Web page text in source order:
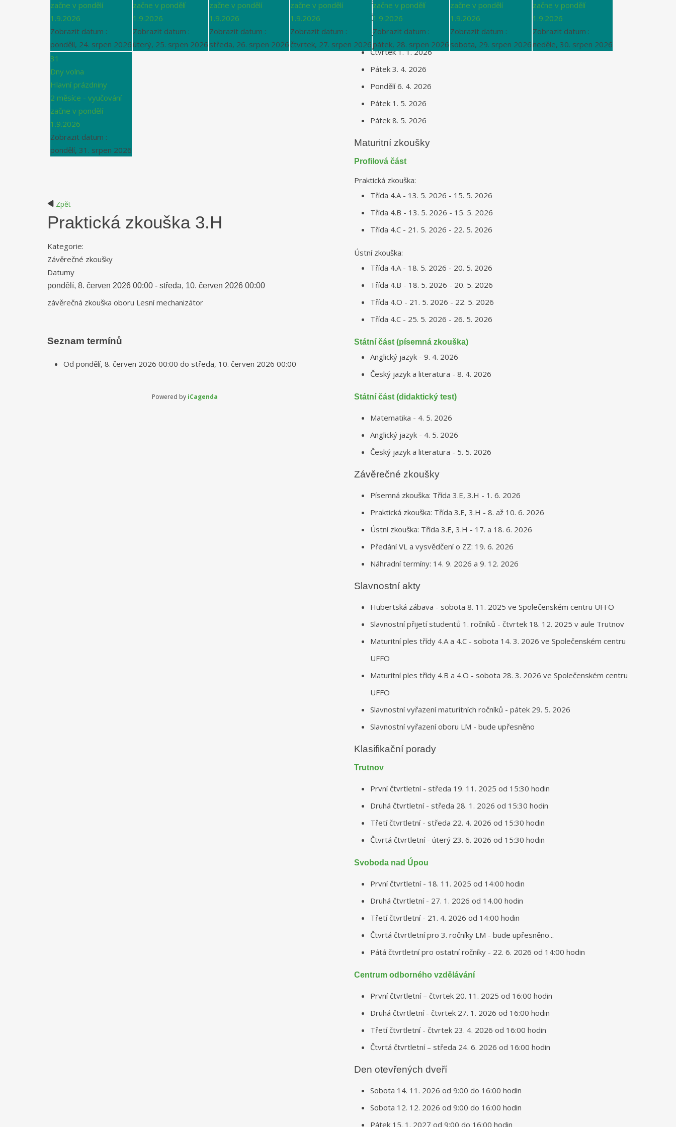
Čtvrtek 25. 12. 2025
Pátek 26.12. 2025
Čtvrtek 1. 1. 2026
Pátek 3. 4. 2026
Pondělí 6. 4. 2026
Pátek 1. 5. 2026
Pátek 8. 5. 2026
Maturitní zkoušky
Profilová část
Praktická zkouška:
Třída 4.A - 13. 5. 2026 - 15. 5. 2026
Třída 4.B - 13. 5. 2026 - 15. 5. 2026
Třída 4.C - 21. 5. 2026 - 22. 5. 2026
Ústní zkouška:
Třída 4.A - 18. 5. 2026 - 20. 5. 2026
Třída 4.B - 18. 5. 2026 - 20. 5. 2026
Třída 4.O - 21. 5. 2026 - 22. 5. 2026
Třída 4.C - 25. 5. 2026 - 26. 5. 2026
Státní část (písemná zkouška)
Anglický jazyk - 9. 4. 2026
Český jazyk a literatura - 8. 4. 2026
Státní část (didaktický test)
Matematika - 4. 5. 2026
Anglický jazyk - 4. 5. 2026
Český jazyk a literatura - 5. 5. 2026
Závěrečné zkoušky
Písemná zkouška: Třída 3.E, 3.H - 1. 6. 2026
Praktická zkouška: Třída 3.E, 3.H - 8. až 10. 6. 2026
Ústní zkouška: Třída 3.E, 3.H - 17. a 18. 6. 2026
Předání VL a vysvědčení o ZZ: 19. 6. 2026
Náhradní termíny: 14. 9. 2026 a 9. 12. 2026
Slavnostní akty
Hubertská zábava - sobota 8. 11. 2025 ve Společenském centru UFFO
Slavnostní přijetí studentů 1. ročníků - čtvrtek 18. 12. 2025 v aule Trutnov
Maturitní ples třídy 4.A a 4.C - sobota 14. 3. 2026 ve Společenském centru
UFFO
Maturitní ples třídy 4.B a 4.O - sobota 28. 3. 2026 ve Společenském centru
UFFO
Slavnostní vyřazení maturitních ročníků - pátek 29. 5. 2026
Slavnostní vyřazení oboru LM - bude upřesněno
Klasifikační porady
Trutnov
První čtvrtletní - středa 19. 11. 2025 od 15:30 hodin
Druhá čtvrtletní - středa 28. 1. 2026 od 15:30 hodin
Třetí čtvrtletní - středa 22. 4. 2026 od 15:30 hodin
Čtvrtá čtvrtletní - úterý 23. 6. 2026 od 15:30 hodin
Svoboda nad Úpou
První čtvrtletní - 18. 11. 2025 od 14:00 hodin
Druhá čtvrtletní - 27. 1. 2026 od 14.00 hodin
Třetí čtvrtletní - 21. 4. 2026 od 14:00 hodin
Čtvrtá čtvrtletní pro 3. ročníky LM - bude upřesněno...
Pátá čtvrtletní pro ostatní ročníky - 22. 6. 2026 od 14:00 hodin
Centrum odborného vzdělávání
První čtvrtletní – čtvrtek 20. 11. 2025 od 16:00 hodin
Druhá čtvrtletní - čtvrtek 27. 1. 2026 od 16:00 hodin
Třetí čtvrtletní - čtvrtek 23. 4. 2026 od 16:00 hodin
Čtvrtá čtvrtletní – středa 24. 6. 2026 od 16:00 hodin
Den otevřených dveří
Sobota 14. 11. 2026 od 9:00 do 16:00 hodin
Sobota 12. 12. 2026 od 9:00 do 16:00 hodin
Pátek 15. 1. 2027 od 9:00 do 16:00 hodin
začne v pondělí
1.9.2026
Zobrazit datum :
pondělí, 24. srpen 2026
začne v pondělí
1.9.2026
Zobrazit datum :
úterý, 25. srpen 2026
začne v pondělí
1.9.2026
Zobrazit datum :
středa, 26. srpen 2026
začne v pondělí
1.9.2026
Zobrazit datum :
čtvrtek, 27. srpen 2026
začne v pondělí
1.9.2026
Zobrazit datum :
pátek, 28. srpen 2026
začne v pondělí
1.9.2026
Zobrazit datum :
sobota, 29. srpen 2026
začne v pondělí
1.9.2026
Zobrazit datum :
neděle, 30. srpen 2026
31
Dny volna
Hlavní prázdniny
2 měsíce - vyučování
začne v pondělí
1.9.2026
Zobrazit datum :
pondělí, 31. srpen 2026
Zpět
Praktická zkouška 3.H
Kategorie:
Závěrečné zkoušky
Datumy
pondělí, 8. červen 2026 00:00 - středa, 10. červen 2026 00:00
závěrečná zkouška oboru Lesní mechanizátor
Seznam termínů
Od pondělí, 8. červen 2026 00:00 do středa, 10. červen 2026 00:00
Powered by iCagenda